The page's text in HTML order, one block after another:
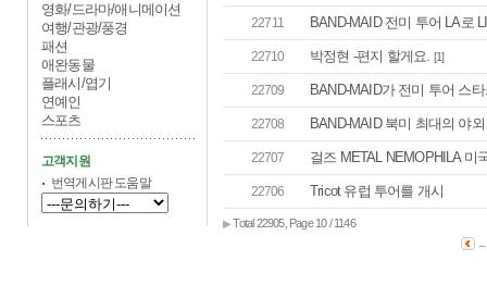
영화/드라마/애니메이션
여행/관광/풍경
패션
애완동물
플래시/엽기
연예인
스포츠
고객지원
번역게시판 도움말
22711 BAND-MAID 전미 투어 LA로
22710 박정현 -편지 할게요. [1]
22709 BAND-MAID가 전미 투어 스
22708 BAND-MAID 북미 최대의 야
22707 걸즈 METAL NEMOPHILA 미
22706 Tricot 유럽 투어를 개시
▶ Total 22905, Page 10 / 1146
...